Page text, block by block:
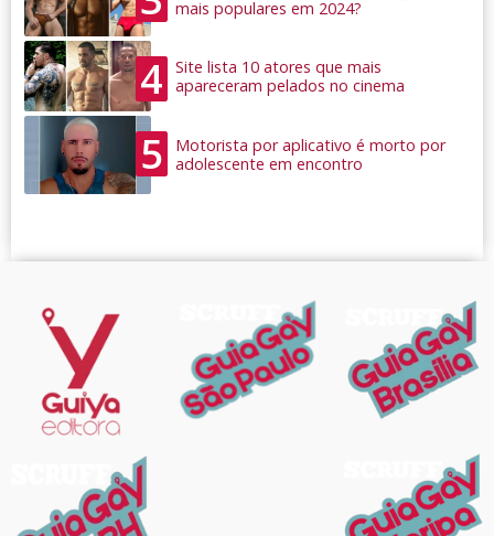
mais populares em 2024?
4
Site lista 10 atores que mais
apareceram pelados no cinema
5
Motorista por aplicativo é morto por
adolescente em encontro